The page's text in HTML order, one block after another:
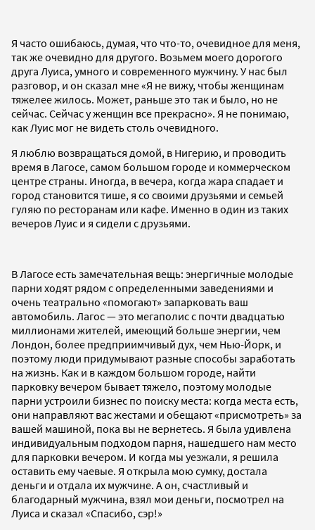
Я часто ошибаюсь, думая, что что-то, очевидное для меня,
так же очевидно для другого. Возьмем моего дорогого
друга Луиса, умного и современного мужчину. У нас был
разговор, и он сказал мне «Я не вижу, чтобы женщинам
тяжелее жилось. Может, раньше это так и было, но не
сейчас. Сейчас у женщин все прекрасно». Я не понимаю,
как Луис мог не видеть столь очевидного.
Я люблю возвращаться домой, в Нигерию, и проводить
время в Лагосе, самом большом городе и коммерческом
центре страны. Иногда, в вечера, когда жара спадает и
город становится тише, я со своими друзьями и семьей
гуляю по ресторанам или кафе. Именно в один из таких
вечеров Луис и я сидели с друзьями.
В Лагосе есть замечательная вещь: энергичные молодые
парни ходят рядом с определенными заведениями и
очень театрально «помогают» запарковать ваш
автомобиль. Лагос — это мегаполис с почти двадцатью
миллионами жителей, имеющий больше энергии, чем
Лондон, более предприимчивый дух, чем Нью-Йорк, и
поэтому люди придумывают разные способы заработать
на жизнь. Как и в каждом большом городе, найти
парковку вечером бывает тяжело, поэтому молодые
парни устроили бизнес по поиску места: когда места есть,
они направляют вас жестами и обещают «присмотреть» за
вашей машиной, пока вы не вернетесь. Я была удивлена
индивидуальным подходом парня, нашедшего нам место
для парковки вечером. И когда мы уезжали, я решила
оставить ему чаевые. Я открыла мою сумку, достала
деньги и отдала их мужчине. А он, счастливый и
благодарный мужчина, взял мои деньги, посмотрел на
Луиса и сказал «Спасибо, сэр!»